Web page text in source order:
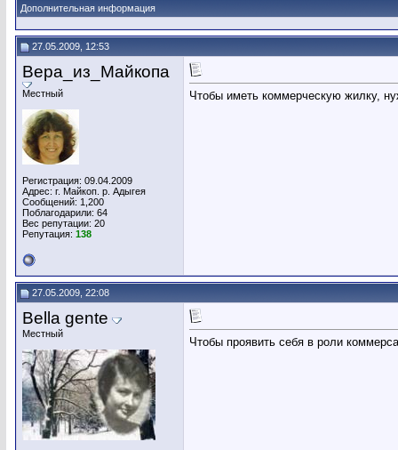
Дополнительная информация
27.05.2009, 12:53
Вера_из_Майкопа
Местный
Регистрация: 09.04.2009
Адрес: г. Майкоп. р. Адыгея
Сообщений: 1,200
Поблагодарили: 64
Вес репутации: 20
Репутация: 138
Чтобы иметь коммерческую жилку,
27.05.2009, 22:08
Bella gente
Местный
Чтобы проявить себя в роли